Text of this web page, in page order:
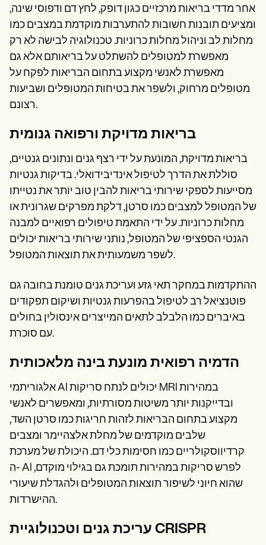
אחר מדדי בריאות מרכזיים כגון דופק, לחץ דם ודפוסי שינה,
ומציעים תובנות חשובות להתערבות מוקדמת במצבים כמו
מחלות לב וניהול מחלות כרוניות. טכנולוגיה לבישה לא רק
מאפשרת למטופלים להשתלט על בריאותם אלא גם
מאפשרת לאנשי מקצוע בתחום הבריאות לפקח על
מטופלים מרחוק, ולשפר את בטיחות המטופלים ושביעות
רצונם.
בריאות מדויקת ורפואה גנומית
בריאות מדויקת, המונעת על ידי רצף גנים ונתונים גנטיים,
סוללת את הדרך לטיפול אינדיבידואלי. בדיקות גנטיות
מסייעות לספקי שירותי בריאות להבין טוב יותר את נטייתו
של המטופל למצבים כמו סרטן, דלקת מפרקים שגרונית או
מחלות כרוניות. על ידי התאמת טיפולים רפואיים למבנה
הגנטי הספציפי של המטופל, נותני שירותי בריאות יכולים
לשפר משמעותית את תוצאות המטופל.
ההתקדמות במחקר תאי גזע ועריכת גנים טומנת בחובה גם
פוטנציאל רב לטיפול בהפרעות גנטיות ושיקום תפקודים
באיברים כמו הלבלב לתאים המייצרים אינסולין בחולים
עם סוכרת.
הדמיה רפואית מונעת בינה מלאכותית
אלגוריתמי AI יכולים לנתח סריקות MRI במהירות
ובדייקנות יותר משיטות מסורתיות, ומאפשרים לאנשי
מקצוע בתחום הבריאות לזהות חריגות כמו סרטן השד,
שלבים מוקדמים של מחלת אלצהיימר ומצבים
קרדיווסקולריים כמו חסימות כלי דם. היכולת של מערכת
ה- AI לפרש סריקות במהירות תומכת גם בגילוי מוקדם,
שהוא חיוני לשיפור תוצאות המטופלים ולהגדלת שיעורי
ההישרדות.
עריכת גנים וטכנולוגיית CRISPR